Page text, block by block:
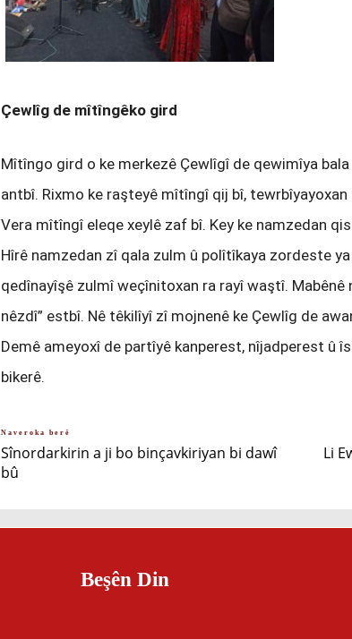
Çewlîg de mîtîngêko gird
Mîtîngo gird o ke merkezê Çewlîgî de qewimîya
antbî. Rixmo ke raşteyê mîtîngî qij bî,
Vera mîtîngî eleqe xeylê zaf bî. Key ke namzedan
Hîrê namzedan zî qala zulm û polîtîkaya zordeste
qedînayîşê zulmî weçînitoxan ra rayî waştî. Mabênê
nêzdî” estbî. Nê têkilîyî zî mojnenê ke Çewlîg de
Demê ameyoxî de partîyê kanperest, nîjadperest û
bikerê.
Naveroka berê
Sînordarkirin a ji bo binçavkiriyan bi dawî
bû
Li
Beşên Din